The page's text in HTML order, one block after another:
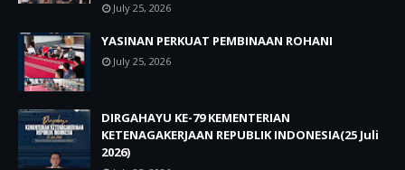
July 25, 2026
YASINAN PERKUAT PEMBINAAN ROHANI
July 25, 2026
DIRGAHAYU KE-79 KEMENTERIAN
KETENAGAKERJAAN REPUBLIK INDONESIA(25 Juli
2026)